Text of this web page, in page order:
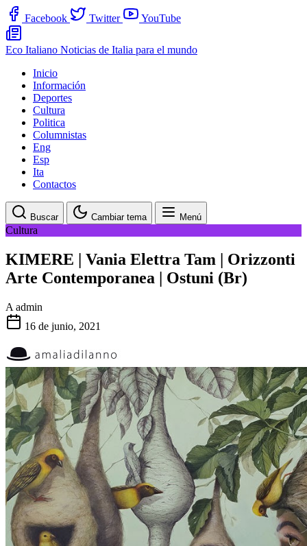
Facebook Twitter YouTube
Eco Italiano Noticias de Italia para el mundo
Inicio
Información
Deportes
Cultura
Politica
Columnistas
Eng
Esp
Ita
Contactos
Buscar Cambiar tema Menú
Cultura
KIMERE | Vania Elettra Tam | Orizzonti
Arte Contemporanea | Ostuni (Br)
A admin
16 de junio, 2021